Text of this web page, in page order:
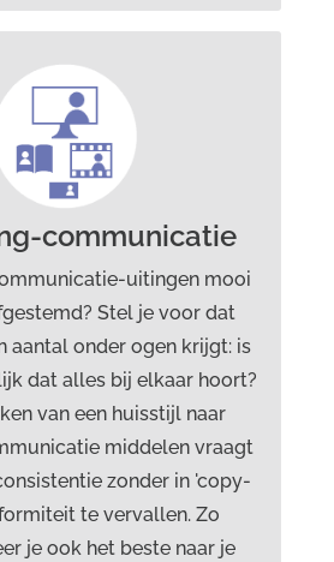
communicatie
uitingen mooi
Stel je voor dat
aantal onder ogen krijgt: is
dat alles bij elkaar hoort?
van een huisstijl naar
middelen vraagt
zonder in 'copy-
te vervallen. Zo
je ook het beste naar je
Drost advies &
creatie
Grafisch ontwerp
Webdesign
Branding
NIEUW:
content abonnementen
aanwezig wil zijn op
zonder er tijd aan te
besteden!